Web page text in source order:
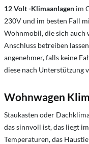
12 Volt -Klimaanlagen im
230V und im besten Fall
Wohnmobil, die sich auch
Anschluss betreiben
angenehmer, falls keine
diese nach Unterstützung
Wohnwagen
Staukasten oder
das sinnvoll ist, das liegt
Temperaturen, das